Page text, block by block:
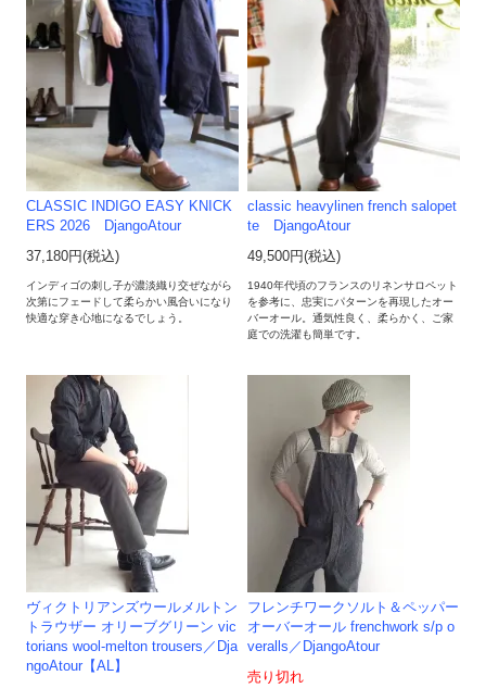
CLASSIC INDIGO EASY KNICK
ERS 2026 DjangoAtour
37,180円(税込)
インディゴの刺し子が濃淡織り交ぜながら
次第にフェードして柔らかい風合いになり
快適な穿き心地になるでしょう。
classic heavylinen french salopet
te DjangoAtour
49,500円(税込)
1940年代頃のフランスのリネンサロペット
を参考に、忠実にパターンを再現したオー
バーオール。通気性良く、柔らかく、ご家
庭での洗濯も簡単です。
ヴィクトリアンズウールメルトン
トラウザー オリーブグリーン vic
torians wool-melton trousers／Dja
ngoAtour【AL】
フレンチワークソルト＆ペッパー
オーバーオール frenchwork s/p o
veralls／DjangoAtour
売り切れ